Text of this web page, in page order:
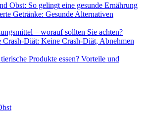
Obst: So gelingt eine gesunde Ernährung
Getränke: Gesunde Alternativen
– worauf sollten Sie achten?
Crash-Diät: Keine Crash-Diät, Abnehmen
Produkte essen? Vorteile und